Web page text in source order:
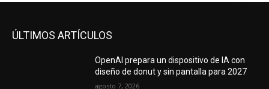
ÚLTIMOS ARTÍCULOS
OpenAI prepara un dispositivo de IA con
diseño de donut y sin pantalla para 2027
agosto 7, 2026